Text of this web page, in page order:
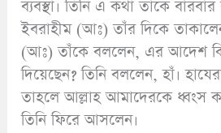
ব্যবস্থা। তিনি এ কথা তাকে
ইবরাহীম (আঃ) তাঁর দিকে
(আঃ) তাঁকে বললেন, এর আদেশ
দিয়েছেন? তিনি বললেন, হাঁ।
তাহলে আল্লাহ আমাদেরকে ধ্বংস
তিনি ফিরে আসলেন।